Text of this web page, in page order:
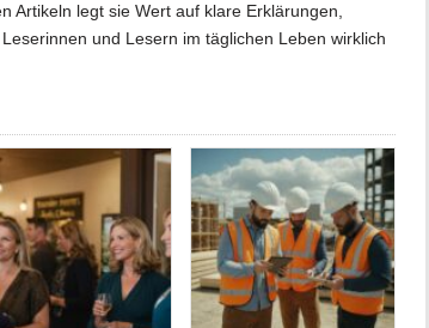
Artikeln legt sie Wert auf klare Erklärungen,
und Lesern im täglichen Leben wirklich